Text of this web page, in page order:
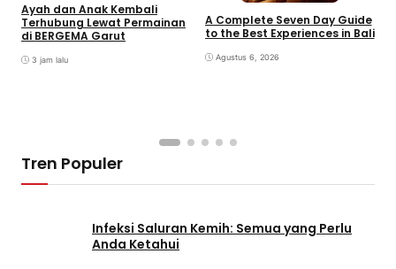
Ayah dan Anak Kembali
Terhubung Lewat Permainan
di BERGEMA Garut
3 jam lalu
A Complete Seven Day Guide
to the Best Experiences in Bali
Agustus 6, 2026
Tren Populer
Infeksi Saluran Kemih: Semua yang Perlu
Anda Ketahui